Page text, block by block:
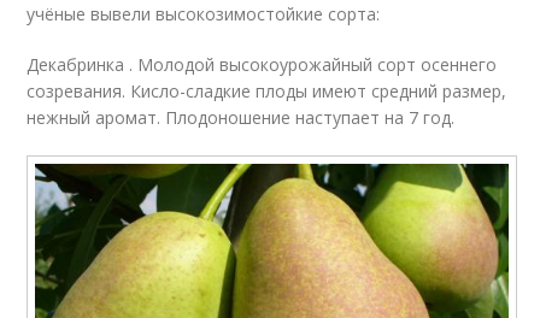
учёные вывели высокозимостойкие сорта:
Декабринка . Молодой высокоурожайный сорт осеннего
созревания. Кисло-сладкие плоды имеют средний размер,
нежный аромат. Плодоношение наступает на 7 год.